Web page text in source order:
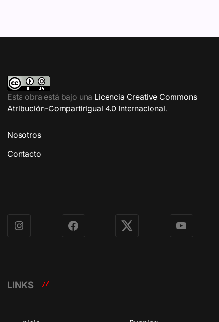
Esta obra está bajo una Licencia Creative Commons
Atribución-CompartirIgual 4.0 Internacional.
Nosotros
Contacto
Instagram Facebook X YouTube
LINKS